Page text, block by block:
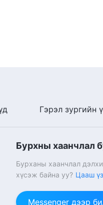
Гэрэл зургийн
Бурхны хаанчлал
Бурханы хаанчлал
хүсэж байна уу? Цааш
Messenger дээр